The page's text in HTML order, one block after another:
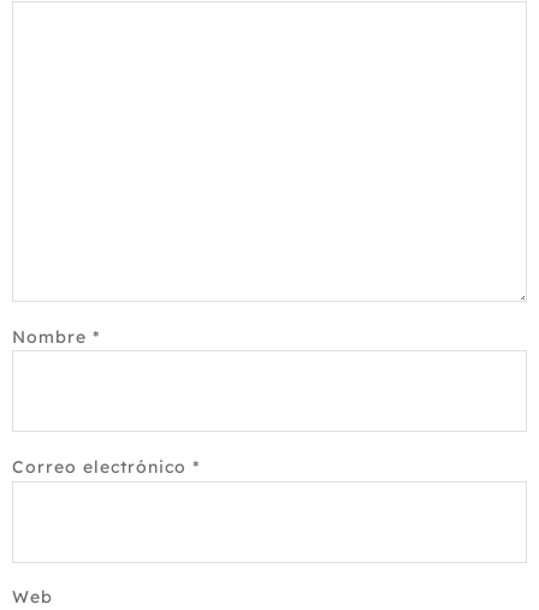
Nombre *
Correo electrónico *
Web